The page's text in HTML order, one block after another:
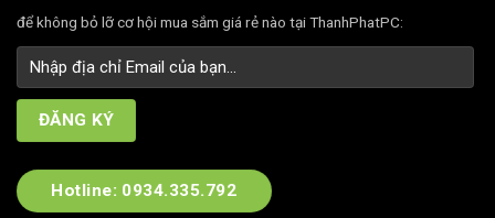
để không bỏ lỡ cơ hội mua sắm giá rẻ nào tại ThanhPhatPC:
Hotline: 0934.335.792